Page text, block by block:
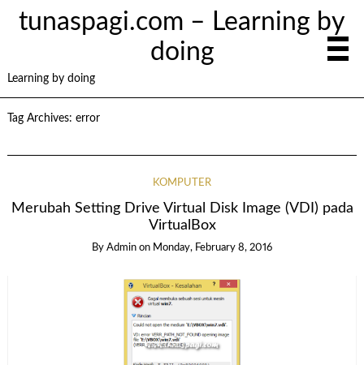
tunaspagi.com – Learning by
doing
Learning by doing
Tag Archives: error
KOMPUTER
Merubah Setting Drive Virtual Disk Image (VDI) pada
VirtualBox
By Admin on Monday, February 8, 2016